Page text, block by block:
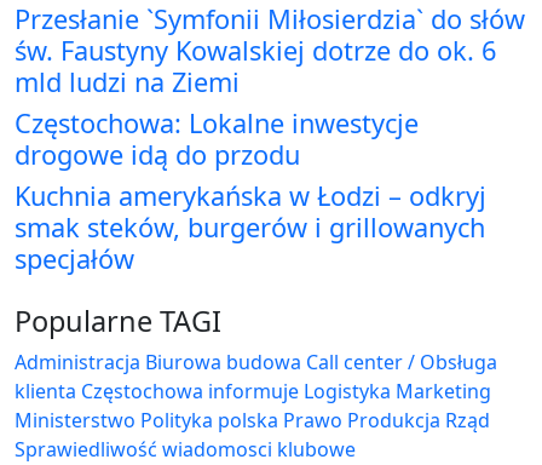
Przesłanie `Symfonii Miłosierdzia` do słów
św. Faustyny Kowalskiej dotrze do ok. 6
mld ludzi na Ziemi
Częstochowa: Lokalne inwestycje
drogowe idą do przodu
Kuchnia amerykańska w Łodzi – odkryj
smak steków, burgerów i grillowanych
specjałów
Popularne TAGI
Administracja Biurowa budowa Call center / Obsługa
klienta Częstochowa informuje Logistyka Marketing
Ministerstwo Polityka polska Prawo Produkcja Rząd
Sprawiedliwość wiadomosci klubowe